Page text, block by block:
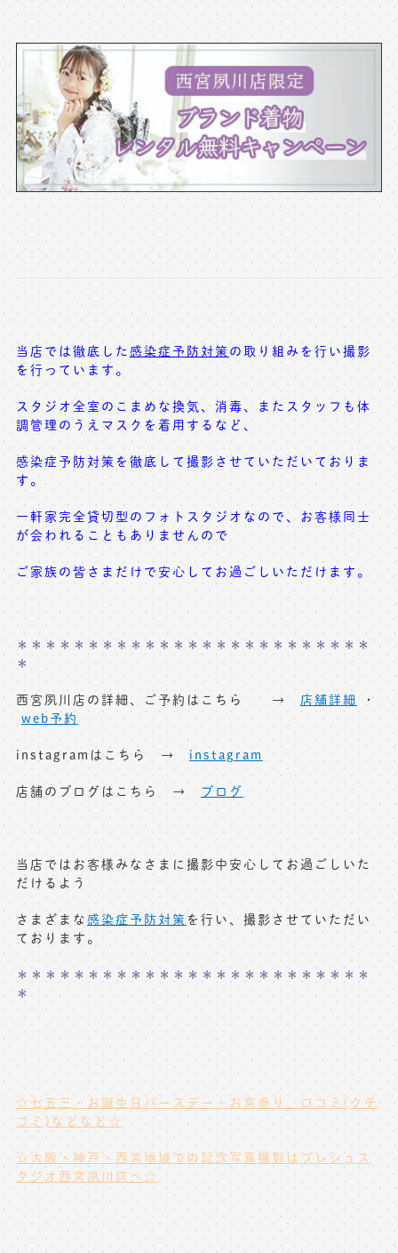
当店では徹底した感染症予防対策 の取り組みを行い撮影
を行っています。
スタジオ全室のこまめな換気、消毒、またスタッフも体
調管理のうえマスクを着用するなど、
感染症予防対策を徹底して撮影させていただいておりま
す。
一軒家完全貸切型のフォトスタジオなので、お客様同士
が会われることもありませんので
ご家族の皆さまだけで安心してお過ごしいただけます。
＊＊＊＊＊＊＊＊＊＊＊＊＊＊＊＊＊＊＊＊＊＊＊＊＊
＊
西宮夙川店の詳細、ご予約はこちら → 店舗詳細
・
web予約
instagramはこちら → instagram
店舗のブログはこちら → ブログ
当店ではお客様みなさまに撮影中安心してお過ごしいた
だけるよう
さまざまな感染症予防対策 を行い、撮影させていただい
ております。
＊＊＊＊＊＊＊＊＊＊＊＊＊＊＊＊＊＊＊＊＊＊＊＊＊
＊
☆七五三・お誕生日バースデー・お宮参り、口コミ(クチ
コミ)などなど☆
☆大阪・神戸・西宮地域での記念写真撮影はプレシュス
タジオ西宮夙川店へ☆